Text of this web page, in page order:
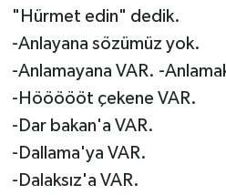
"Hürmet edin" dedik.
-Anlayana sözümüz yok.
-Anlamayana VAR. -
-Höööööt çekene VAR.
-Dar bakan'a VAR.
-Dallama'ya VAR.
-Dalaksız'a VAR.